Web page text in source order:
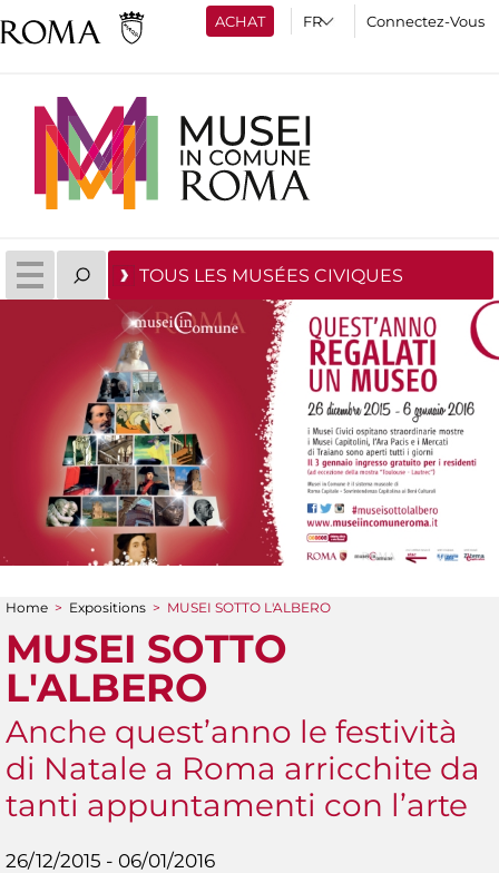
ACHAT Connectez-Vous
TOUS LES MUSÉES CIVIQUES
You are here
Home > Expositions > MUSEI SOTTO L'ALBERO
MUSEI SOTTO
L'ALBERO
Anche quest’anno le festività
di Natale a Roma arricchite da
tanti appuntamenti con l’arte
26/12/2015 - 06/01/2016